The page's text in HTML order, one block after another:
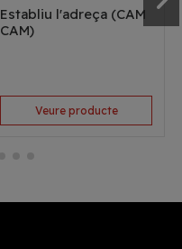
Establiu l'adreça (CAM
CAM)
Veure producte